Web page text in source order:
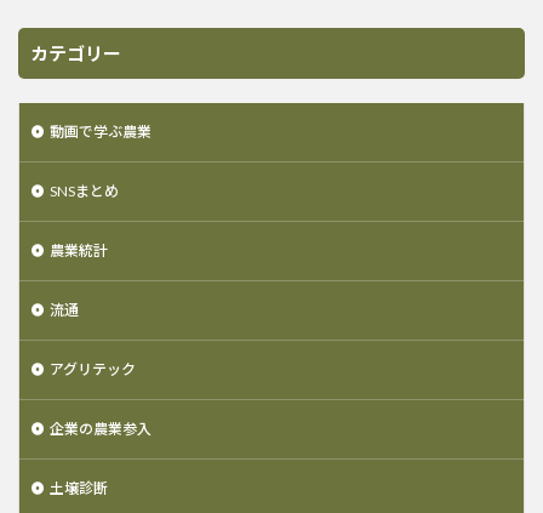
カテゴリー
動画で学ぶ農業
SNSまとめ
農業統計
流通
アグリテック
企業の農業参入
土壌診断